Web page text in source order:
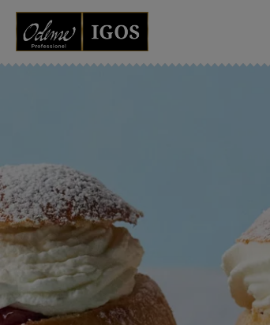
Grossister
Condi ApS
Hørkram Foodservice A/S
Procater ApS